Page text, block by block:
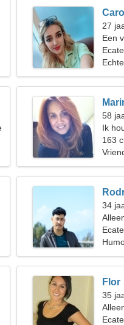
Carol
27
Een
58
Ik
163
34
Flor
35